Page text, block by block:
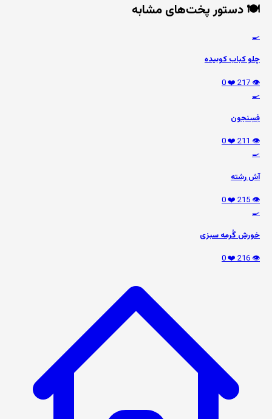
🍽️ دستور پخت‌های مشابه
🍳
چلو کباب کوبیده
👁️ 217
❤️ 0
🍳
فِسِنجون
👁️ 211
❤️ 0
🍳
آش رشته
👁️ 215
❤️ 0
🍳
خورش گُرمه سبزی
👁️ 216
❤️ 0